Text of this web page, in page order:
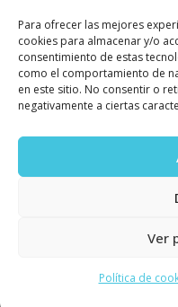
Para ofrecer las mejores
cookies para almacenar y/o
consentimiento de estas
como el comportamiento de
en este sitio. No consentir o
negativamente a ciertas
Ver
Política de
© ALVINOX,